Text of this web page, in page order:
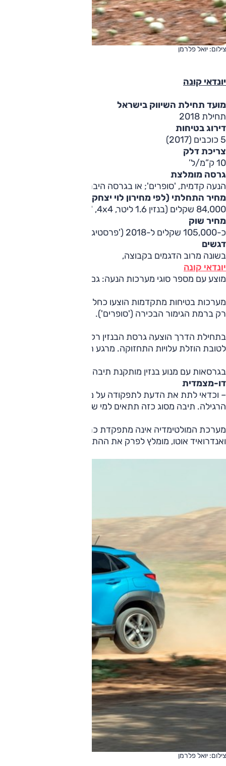
צילום: יואל פלרמן
יונדאי קונה
מועד תחילת השיווק בישראל
תחילת 2018
דירוג בטיחות
5 כוכבים (2017)
צריכת דלק
10 ק”מ/ל’
גרסה מומלצת
הנעה קדמית, 'סופרים'; או בגרסה היברידית (116,000 שקלים, מ-2020) או בגרסת טורבו בנזין (94,500 שקלים, מ-2019)
מחיר התחלתי (לפי מחירון לוי יצחק)
84,000 שקלים (בנזין 1.6 ליטר, 4x4, 'פרמיום')
מחיר שוק
כ-105,000 שקלים ל-2018 ('פרסטיג'', 2018; במחירון – 87,000 שקלים)
דגשים
בשונה מרוב הדגמים בקבוצה,
יונדאי קונה
מוצע עם מספר סוגי מערכות הנעה: גם בגרסת בנזין, גם
מערכות בטיחות מתקדמות הוצעו כחלק מהמפרט התקני,
רק ברמת הגימור הבכירה ('סופרים').
לטובת הוזלת עלויות התחזוקה. מרגע תחילת שיווק הגרסה ההיברידית באמצע 2020, זו הפכה
בגרסאות עם מנוע בנזין מותקנת תיבה
דו-מצמדית
– וכדאי לתת את הדעת לתפקודה על מנת לזהות בלאי במצמדים
הרגילה. תיבה מסוג כזה תתאים למי שעיקר נסיעותיו אינם
ואנדרואיד אוטו, מומלץ לפרק את ההתקנה המקומית מהרכב.
צילום: יואל פלרמן